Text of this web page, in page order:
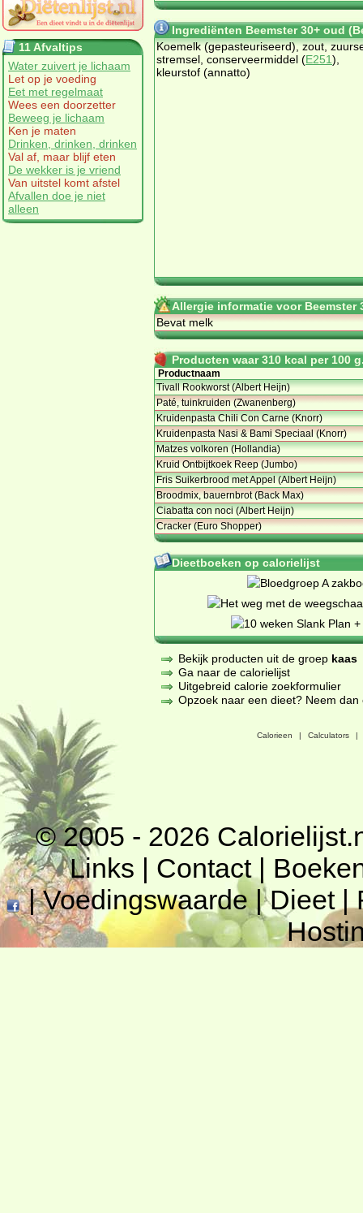
11 Afvaltips
Water zuivert je lichaam
Let op je voeding
Eet met regelmaat
Wees een doorzetter
Beweeg je lichaam
Ken je maten
Drinken, drinken, drinken
Val af, maar blijf eten
De wekker is je vriend
Van uitstel komt afstel
Afvallen doe je niet
alleen
Ingrediënten Beemster 30+ oud
Koemelk (gepasteuriseerd), zout,
stremsel, conserveermiddel (E251),
kleurstof (annatto)
Allergie informatie voor Beemster
Bevat melk
Producten waar 310 kcal per 100
Productnaam
Tivall Rookworst (Albert Heijn)
Paté, tuinkruiden (Zwanenberg)
Kruidenpasta Chili Con Carne (Knorr)
Kruidenpasta Nasi & Bami Speciaal (Knorr)
Matzes volkoren (Hollandia)
Kruid Ontbijtkoek Reep (Jumbo)
Fris Suikerbrood met Appel (Albert Heijn)
Broodmix, bauernbrot (Back Max)
Ciabatta con noci (Albert Heijn)
Cracker (Euro Shopper)
Dieetboeken op calorielijst
Bekijk producten uit de groep kaas
Ga naar de calorielijst
Uitgebreid calorie zoekformulier
Opzoek naar een dieet? Neem
Calorieen | Calculators |
© 2005 - 2026
Links | Contact|
|Voedingswaarde|Dieet|